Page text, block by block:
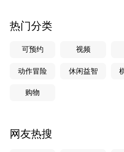
热门分类
可预约 视频
动作冒险 休闲益智
购物
网友热搜